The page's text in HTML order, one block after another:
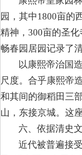
园，其中1800亩的
精神，300亩的圣
畅春园居园记录了
以康熙帝治国
尺度。合乎康熙帝
和其间的御稻田三
山，东接京城。这
六、依据清史
近代被普遍接